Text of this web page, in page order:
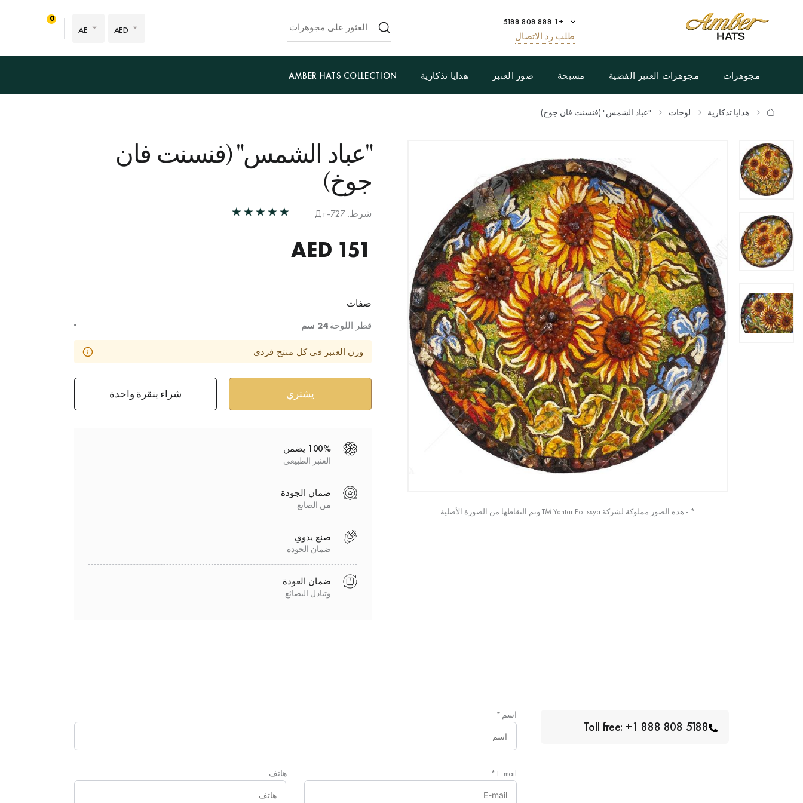
+1 888 808 5188
طلب رد الاتصال
AED
AE
0
مجوهرات مجوهرات العنبر الفضية مسبحة صور العنبر هدايا تذكارية AMBER HATS COLLECTION
هدايا تذكارية لوحات "عباد الشمس" (فنسنت فان جوخ)
* - هذه الصور مملوكة لشركة TM Yantar Polissya وتم التقاطها من الصورة الأصلية
"عباد الشمس" (فنسنت فان
جوخ)
شرط: Дт-727
151
صفات
قطر اللوحة:24 سم
وزن العنبر في كل منتج فردي
شراء بنقرة واحدة
100% يضمن
العنبر الطبيعي
ضمان الجودة
من الصانع
صنع يدوي
ضمان الجودة
ضمان العودة
وتبادل البضائع
اسم *
E-mail
* هاتف
Toll free: +1 888 808 5188